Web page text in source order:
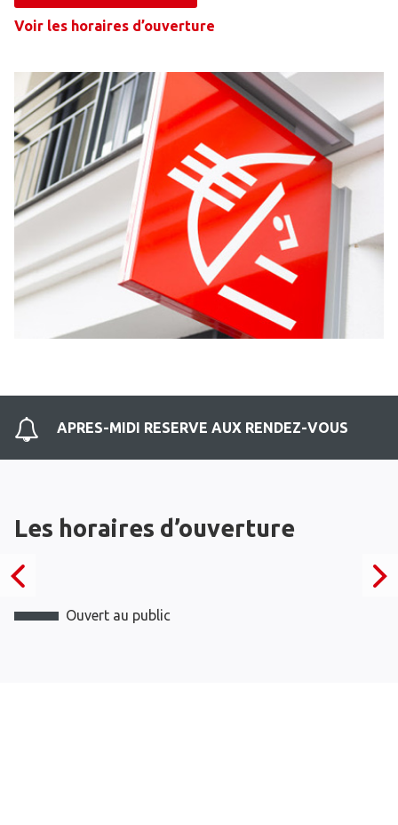
Voir les horaires d’ouverture
APRES-MIDI RESERVE AUX RENDEZ-VOUS
Les horaires d’ouverture
Ouvert au public